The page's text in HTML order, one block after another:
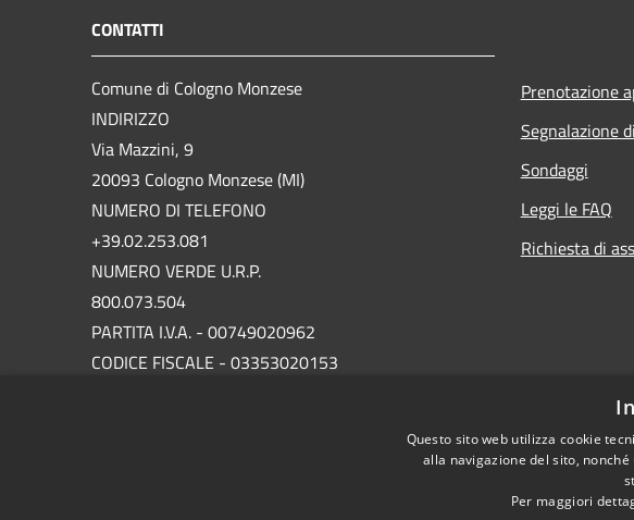
CONTATTI
Comune di Cologno Monzese
INDIRIZZO
Via Mazzini, 9
20093 Cologno Monzese (MI)
NUMERO DI TELEFONO
+39.02.253.081
NUMERO VERDE U.R.P.
800.073.504
PARTITA I.V.A. - 00749020962
CODICE FISCALE - 03353020153
Prenotazione
Segnalazione
Sondaggi
Leggi le FAQ
Richiesta di
Questo sito web utilizza cookie
alla navigazione del sito,
Per maggiori